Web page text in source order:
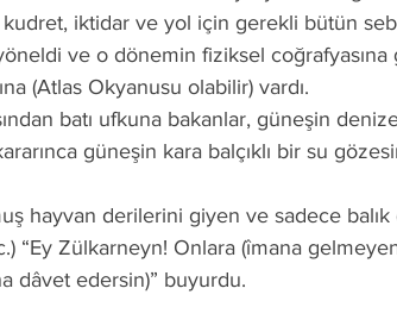
kudret, iktidar ve yol için gerekli bütün
ve o dönemin fiziksel coğrafyasına
(Atlas Okyanusu olabilir) vardı.
güneşin kara balçıklı bir su
“Ey Zülkarneyn! Onlara (îmana
dâvet edersin)” buyurdu.